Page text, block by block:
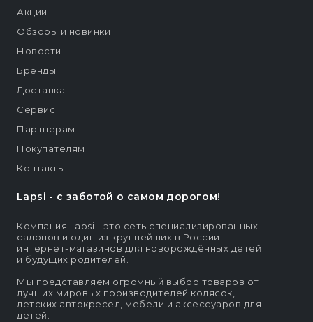
Lapsi - c заботой о самом дорогом!
Компания Lapsi - это сеть специализированных
салонов и один из крупнейших в России
интернет-магазинов для новорождённых детей
и будущих родителей.
Мы представляем огромный выбор товаров от
лучших мировых производителей колясок,
детских автокресел, мебели и аксессуаров для
детей.
Акции
Обзоры и новинки
Новости
Бренды
Доставка
Сервис
Партнерам
Покупателям
Контакты